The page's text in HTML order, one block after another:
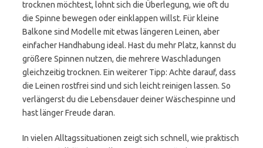
trocknen möchtest, lohnt sich die Überlegung, wie oft du
die Spinne bewegen oder einklappen willst. Für kleine
Balkone sind Modelle mit etwas längeren Leinen, aber
einfacher Handhabung ideal. Hast du mehr Platz, kannst du
größere Spinnen nutzen, die mehrere Waschladungen
gleichzeitig trocknen. Ein weiterer Tipp: Achte darauf, dass
die Leinen rostfrei sind und sich leicht reinigen lassen. So
verlängerst du die Lebensdauer deiner Wäschespinne und
hast länger Freude daran.
In vielen Alltagssituationen zeigt sich schnell, wie praktisch